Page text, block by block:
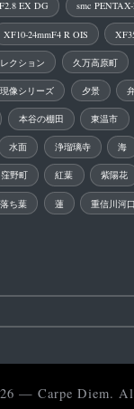
EX DG smc
XF10-24mmF4 R OIS
クション 久万高原町
像シリーズ 夕景
本谷の棚田 東温市
水面 浄瑠璃寺 海
窪野町 紅葉 紫陽花
落ち葉 蓮 重信川河口
— Carpe Diem.